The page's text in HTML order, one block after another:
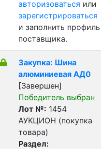
авторизоваться или
зарегистрироваться
и заполнить профиль
поставщика.
Закупка: Шина
алюминиевая АД0
[Завершен]
Победитель выбран
Лот №: 1454
АУКЦИОН (покупка
товара)
Раздел: